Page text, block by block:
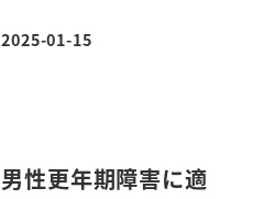
投稿日
2025-01-15
男性更年期障害に適